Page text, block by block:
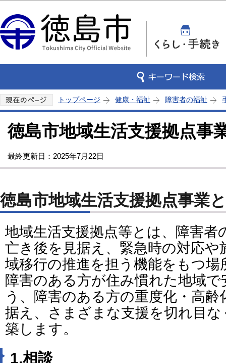
トップページ 健康・福祉 障害者の福祉
徳島市地域生活支援拠点事
最終更新日：2025年7月22日
徳島市地域生活支援拠点事業
地域生活支援拠点等とは、障害者
亡き後を見据え、緊急時の対応や
域移行の推進を担う機能をもつ
障害のある方が住み慣れた地域
う、障害のある方の重度化・高
据え、さまざまな支援を切れ目
築します。
1.相談